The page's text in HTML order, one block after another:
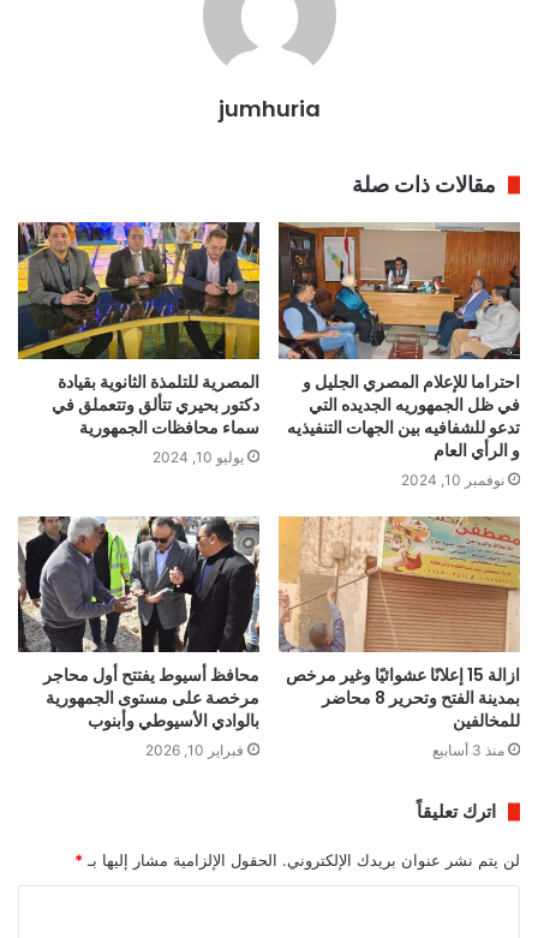
jumhuria
مقالات ذات صلة
احتراما للإعلام المصري الجليل و
في ظل الجمهوريه الجديده التي
تدعو للشفافيه بين الجهات التنفيذيه
و الرأي العام
نوفمبر 10, 2024
المصرية للتلمذة الثانوية بقيادة
دكتور بحيري تتألق وتتعملق في
سماء محافظات الجمهورية
يوليو 10, 2024
ازالة 15 إعلانًا عشوائيًا وغير مرخص
بمدينة الفتح وتحرير 8 محاضر
للمخالفين
منذ 3 أسابيع
محافظ أسيوط يفتتح أول محاجر
مرخصة على مستوى الجمهورية
بالوادي الأسيوطي وأبنوب
فبراير 10, 2026
اترك تعليقاً
لن يتم نشر عنوان بريدك الإلكتروني. الحقول الإلزامية مشار إليها بـ *